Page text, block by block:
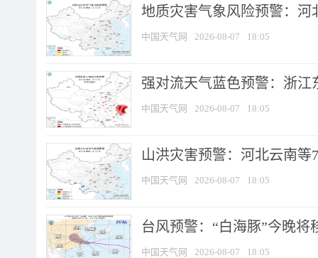
地质灾害气象风险预警：河
中国天气网 2026-08-07 18:05
强对流天气蓝色预警：浙江
中国天气网 2026-08-07 18:05
山洪灾害预警：河北云南
中国天气网 2026-08-07 18:05
台风预警：“白海豚”今晚将
中国天气网 2026-08-07 18:05